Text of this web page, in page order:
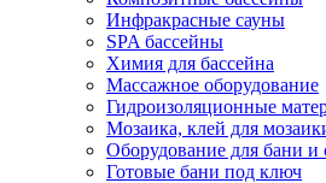
Инфракрасные сауны
SPA бассейны
Химия для бассейна
Массажное оборудование
Гидроизоляционные
Мозаика, клей для
Оборудование для бани и
Готовые бани под ключ